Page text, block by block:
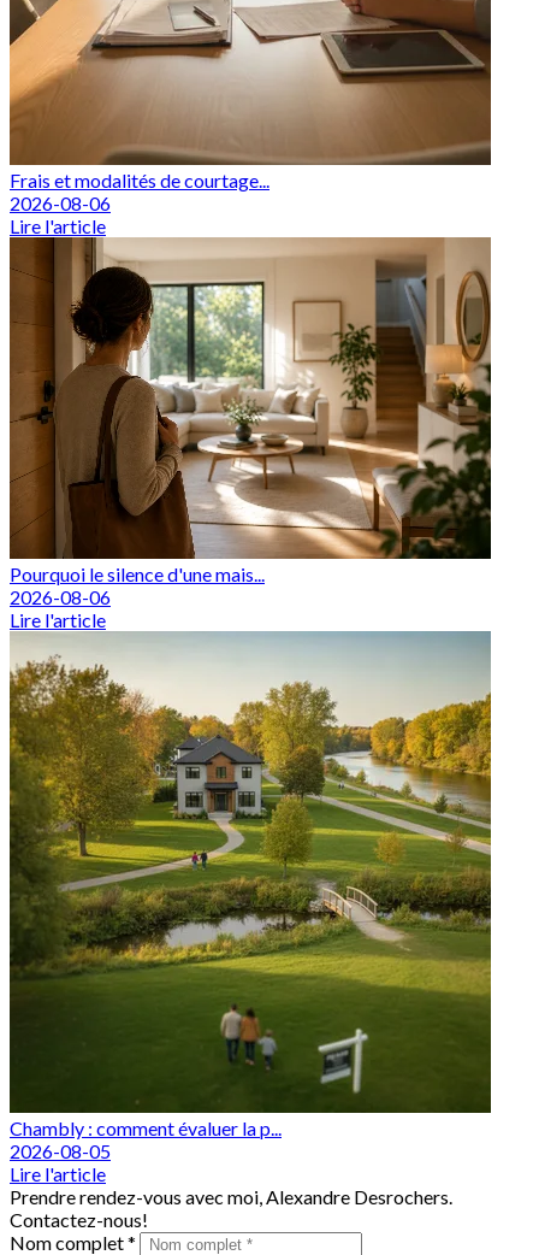
Frais et modalités de courtage...
2026-08-06
Lire l'article
Pourquoi le silence d'une mais...
2026-08-06
Lire l'article
Chambly : comment évaluer la p...
2026-08-05
Lire l'article
Prendre rendez-vous avec moi, Alexandre Desrochers.
Contactez-nous!
Nom complet *